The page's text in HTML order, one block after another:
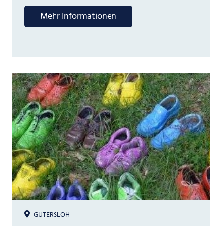
Mehr Informationen
GÜTERSLOH